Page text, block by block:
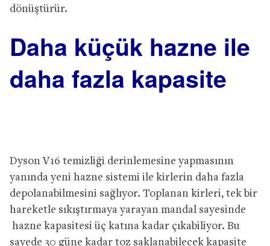
dönüştürür.
Daha küçük hazne ile
daha fazla kapasite
Dyson V16 temizliği derinlemesine yapmasının
yanındayeni hazne sistemi ile kirlerin daha fazla
depolanabilmesini sağlıyor. Toplanan kirleri, tek bir
hareketle sıkıştırmaya yarayan mandal sayesinde
hazne kapasitesi üç katına kadar çıkabiliyor. Bu
sayede 30 güne kadar toz saklanabilecek kapasite